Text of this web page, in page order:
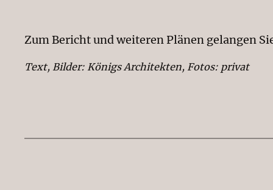
Zum Bericht und weiteren Plänen gelangen
Text, Bilder: Königs Architekten, Fotos: privat